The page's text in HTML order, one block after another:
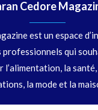
Cedore
est un espace
professionnels qui
l’alimentation, la
la mode et la